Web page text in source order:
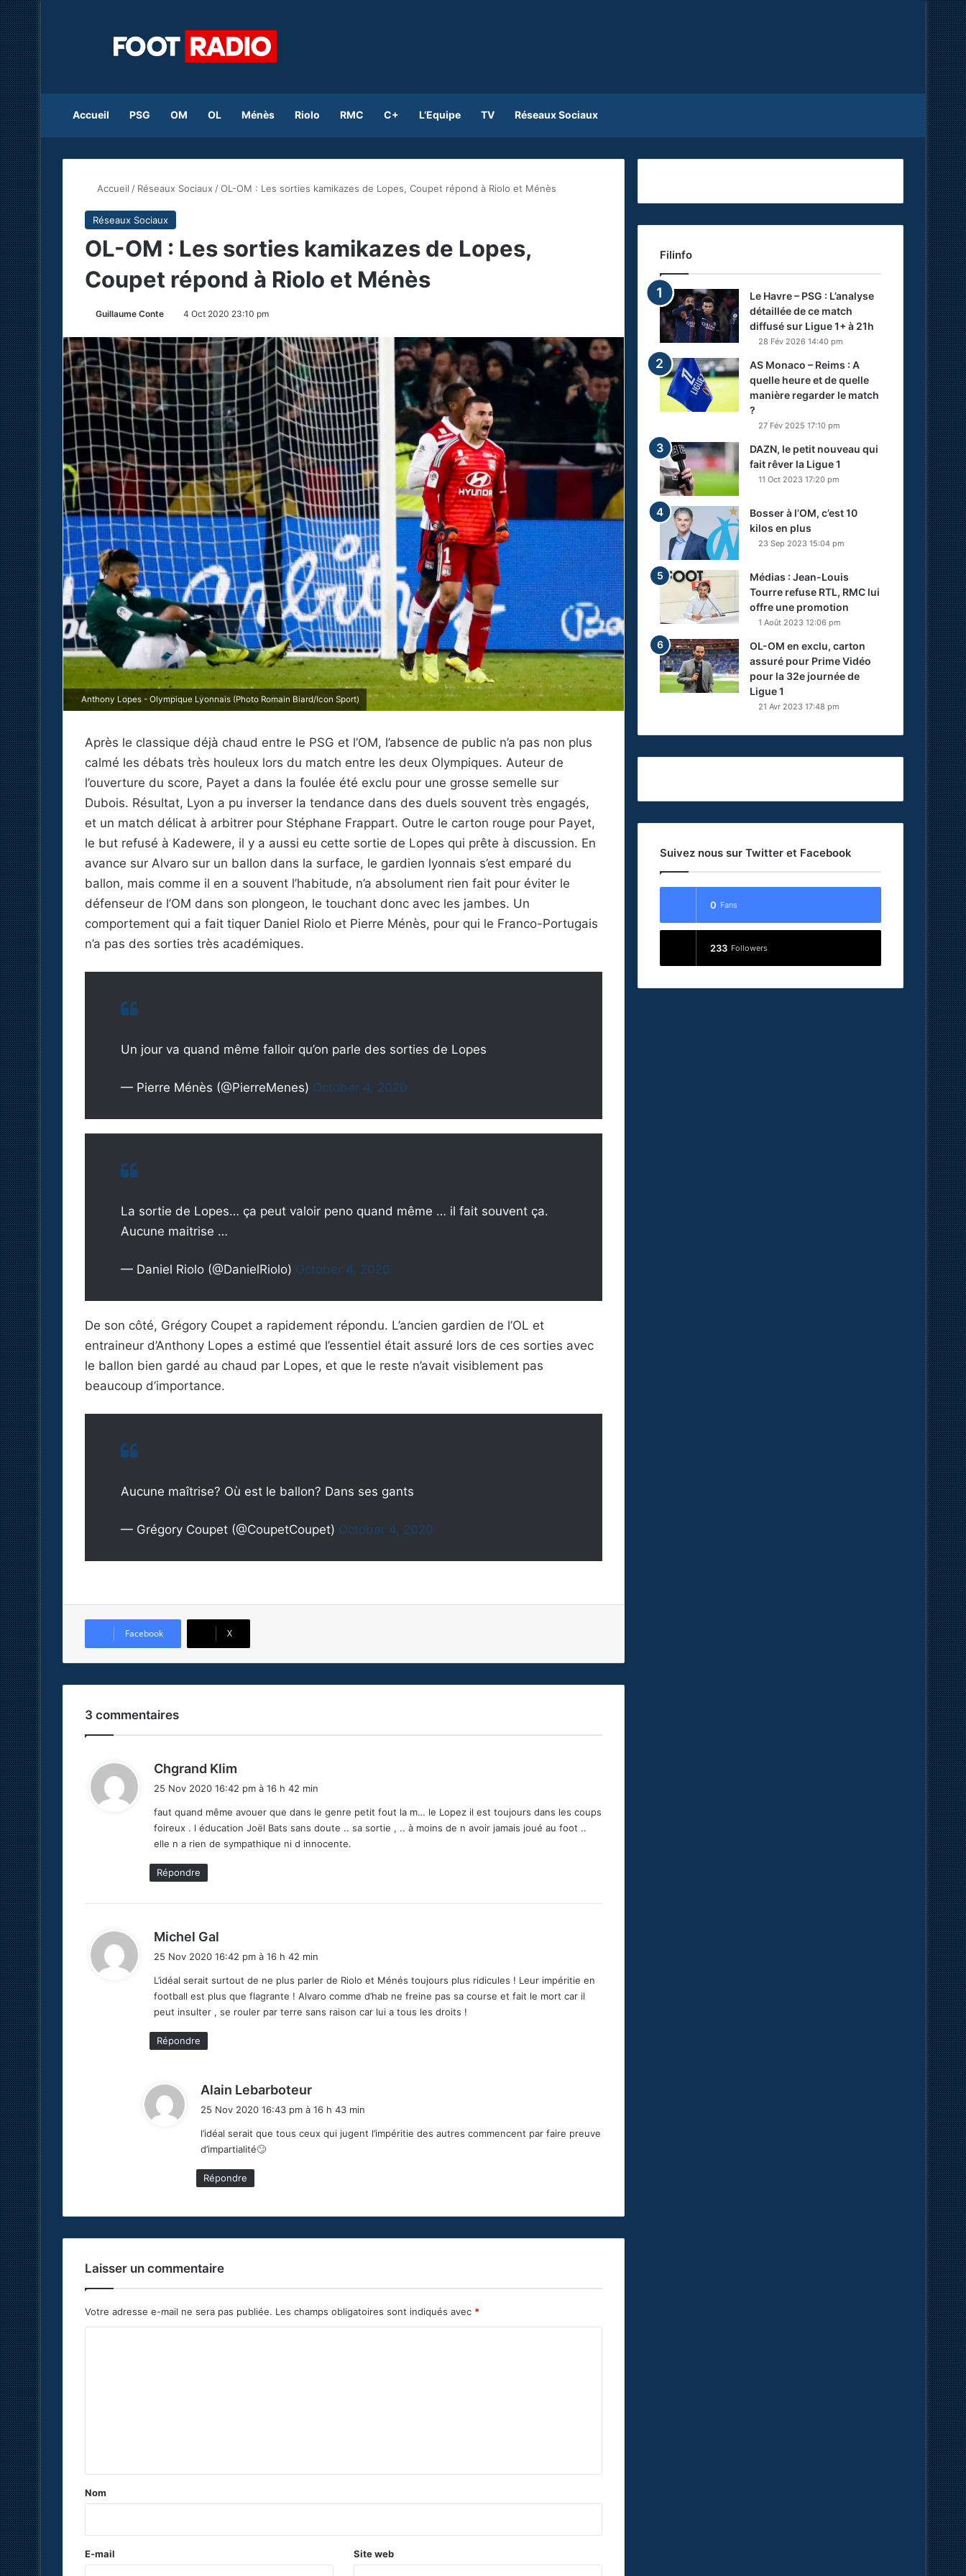
Accueil PSG OM OL Ménès Riolo RMC C+ L’Equipe TV Réseaux Sociaux
Accueil / Réseaux Sociaux /OL-OM : Les sorties kamikazes de Lopes, Coupet répond à Riolo et Ménès
Réseaux Sociaux
OL-OM : Les sorties kamikazes de Lopes,
Coupet répond à Riolo et Ménès
Guillaume Conte 4 Oct 2020 23:10 pm
Anthony Lopes - Olympique Lyonnais (Photo Romain Biard/Icon Sport)
Après le classique déjà chaud entre le PSG et l’OM, l’absence de public n’a pas non plus
calmé les débats très houleux lors du match entre les deux Olympiques. Auteur de
l’ouverture du score, Payet a dans la foulée été exclu pour une grosse semelle sur
Dubois. Résultat, Lyon a pu inverser la tendance dans des duels souvent très engagés,
et un match délicat à arbitrer pour Stéphane Frappart. Outre le carton rouge pour Payet,
le but refusé à Kadewere, il y a aussi eu cette sortie de Lopes qui prête à discussion. En
avance sur Alvaro sur un ballon dans la surface, le gardien lyonnais s’est emparé du
ballon, mais comme il en a souvent l’habitude, n’a absolument rien fait pour éviter le
défenseur de l’OM dans son plongeon, le touchant donc avec les jambes. Un
comportement qui a fait tiquer Daniel Riolo et Pierre Ménès, pour qui le Franco-Portugais
n’a pas des sorties très académiques.
Un jour va quand même falloir qu’on parle des sorties de Lopes
— Pierre Ménès (@PierreMenes) October 4, 2020
La sortie de Lopes… ça peut valoir peno quand même … il fait souvent ça.
Aucune maitrise …
— Daniel Riolo (@DanielRiolo) October 4, 2020
De son côté, Grégory Coupet a rapidement répondu. L’ancien gardien de l’OL et
entraineur d’Anthony Lopes a estimé que l’essentiel était assuré lors de ces sorties avec
le ballon bien gardé au chaud par Lopes, et que le reste n’avait visiblement pas
beaucoup d’importance.
Aucune maîtrise? Où est le ballon? Dans ses gants
— Grégory Coupet (@CoupetCoupet) October 4, 2020
Facebook X
3 commentaires
Chgrand Klim
:
25 Nov 2020 16:42 pm à 16 h 42 min
faut quand même avouer que dans le genre petit fout la m… le Lopez il est toujours dans les coups
foireux . l éducation Joël Bats sans doute .. sa sortie , .. à moins de n avoir jamais joué au foot ..
elle n a rien de sympathique ni d innocente.
Répondre
Michel Gal
:
25 Nov 2020 16:42 pm à 16 h 42 min
L’idéal serait surtout de ne plus parler de Riolo et Ménés toujours plus ridicules ! Leur impéritie en
football est plus que flagrante ! Alvaro comme d’hab ne freine pas sa course et fait le mort car il
peut insulter , se rouler par terre sans raison car lui a tous les droits !
Répondre
Alain Lebarboteur
25 Nov 2020 16:43 pm à 16 h 43 min
l’idéal serait que tous ceux qui jugent l’impéritie des autres commencent par faire preuve
d’impartialité🙄
Répondre
Laisser un commentaire
Votre adresse e-mail ne sera pas publiée. Les champs obligatoires sont indiqués avec *
a
e
Nom
E-mail Site web
Filinfo
Le Havre – PSG : L’analyse
détaillée de ce match
diffusé sur Ligue 1+ à 21h
28 Fév 2026 14:40 pm
AS Monaco – Reims : A
quelle heure et de quelle
manière regarder le match
?
27 Fév 2025 17:10 pm
DAZN, le petit nouveau qui
fait rêver la Ligue 1
11 Oct 2023 17:20 pm
Bosser à l’OM, c’est 10
kilos en plus
23 Sep 2023 15:04 pm
Médias : Jean-Louis
Tourre refuse RTL, RMC lui
offre une promotion
1 Août 2023 12:06 pm
OL-OM en exclu, carton
assuré pour Prime Vidéo
pour la 32e journée de
Ligue 1
21 Avr 2023 17:48 pm
Suivez nous sur Twitter et Facebook
0 Fans
233 Followers